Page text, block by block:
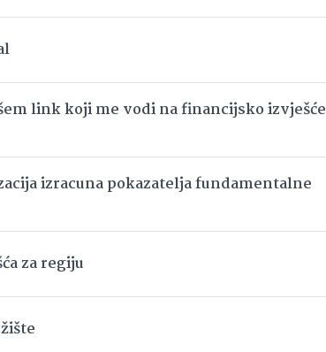
link koji me vodi na financijsko izvješće
izracuna pokazatelja fundamentalne
za regiju